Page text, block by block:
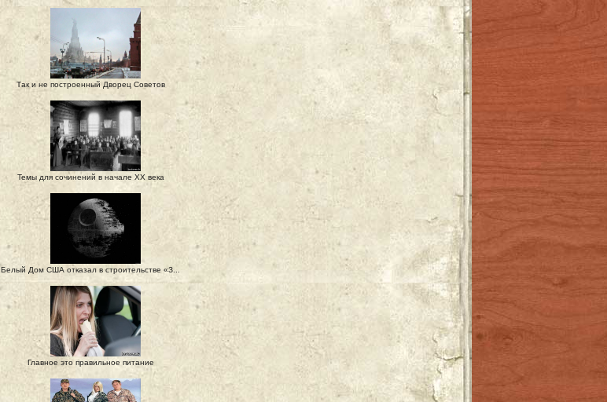
Так и не построенный Дворец Советов
Темы для сочинений в начале XX века
Белый Дом США отказал в строительстве «З...
Главное это правильное питание